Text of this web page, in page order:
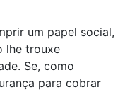
um papel social,
lhe trouxe
Se, como
para cobrar